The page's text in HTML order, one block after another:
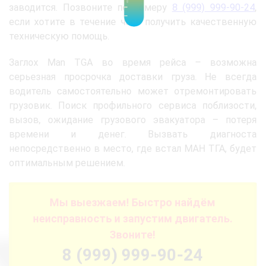
заводится. Позвоните по номеру 8 (999) 999-90-24,
если хотите в течение часа получить качественную
техническую помощь.
Заглох Man TGA во время рейса – возможна
серьезная просрочка доставки груза. Не всегда
водитель самостоятельно может отремонтировать
грузовик. Поиск профильного сервиса поблизости,
вызов, ожидание грузового эвакуатора – потеря
времени и денег. Вызвать диагноста
непосредственно в место, где встал МАН ТГА, будет
оптимальным решением.
Мы выезжаем! Быстро найдём
неисправность и запустим двигатель.
Звоните!
8 (999) 999-90-24